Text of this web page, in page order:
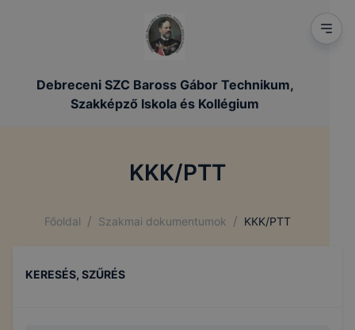
Debreceni SZC Baross Gábor Technikum,
Szakképző Iskola és Kollégium
KKK/PTT
Főoldal / Szakmai dokumentumok / KKK/PTT
KERESÉS, SZŰRÉS